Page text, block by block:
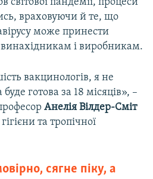
враховуючи й те, що
може принести
винахідникам і виробникам.
вакцинологів, я не
готова за 18 місяців», –
Анелія Вілдер-Сміт
та тропічної
сягне піку, а